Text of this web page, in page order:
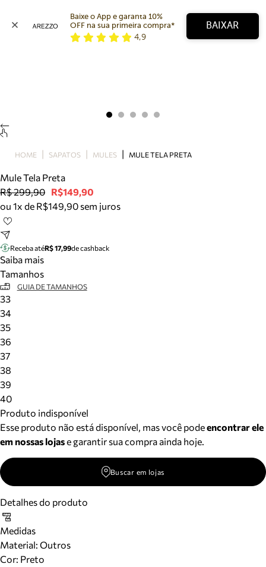
Bolsa
Tamanco
Tênis
Mule
Tire dúvidas sobre pedidos, devoluções e mais.
Meus pedidos
Acompanhe seus pedidos e solicite devoluções.
Baixe o App e garanta 10%
OFF na sua primeira compra*
4,9
BAIXAR
HOME SAPATOS MULES MULE TELA PRETA
Mule Tela Preta
R$ 299,90 R$149,90
ou 1x de R$149,90 sem juros
Receba atéR$ 17,99de cashback
Saiba mais
Tamanhos
GUIA DE TAMANHOS
33
34
35
36
37
38
39
40
Produto indisponível
Esse produto não está disponível, mas você podeencontrar ele
em nossas lojase garantir sua compra ainda hoje.
Buscar em lojas
Detalhes do produto
Medidas
Material: Outros
Cor: Preto